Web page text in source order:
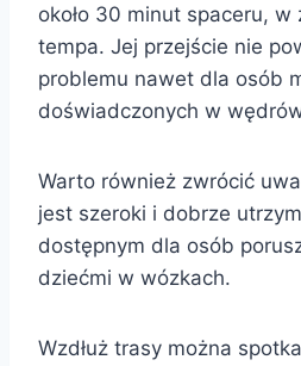
około 30 minut spaceru, w
tempa. Jej przejście nie
problemu nawet dla osób
doświadczonych w
Warto również zwrócić
jest szeroki i dobrze
dostępnym dla osób
dziećmi w wózkach.
Wzdłuż trasy można